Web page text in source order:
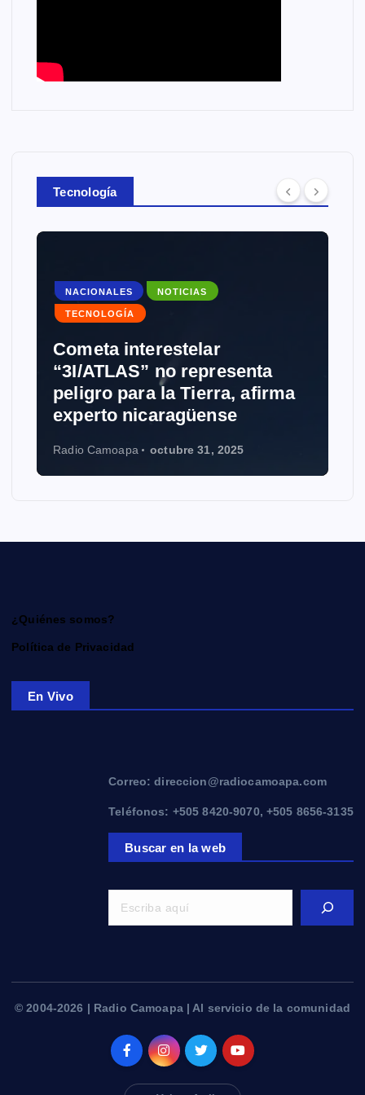
Tecnología
NACIONALES NOTICIAS
TECNOLOGÍA
Cometa interestelar
“3I/ATLAS” no representa
peligro para la Tierra, afirma
experto nicaragüense
Radio Camoapa octubre 31, 2025
¿Quiénes somos?
Política de Privacidad
En Vivo
Correo: direccion@radiocamoapa.com
Teléfonos: +505 8420-9070, +505 8656-3135
Buscar en la web
© 2004-2026 | Radio Camoapa | Al servicio de la comunidad